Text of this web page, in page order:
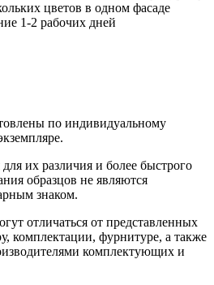
цветов в одном фасаде
1-2 рабочих дней
по индивидуальному
их различия и более быстрого
образцов не являются
знаком.
отличаться от представленных
комплектации, фурнитуре, а также
комплектующих и